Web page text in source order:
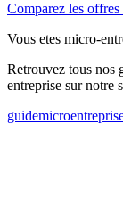
Comparez les offres
Vous etes micro-
Retrouvez tous nos
entreprise sur notre